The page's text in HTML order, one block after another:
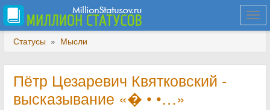
Статусы » Мысли
Пётр Цезаревич Квятковский -
высказывание «� • •…»